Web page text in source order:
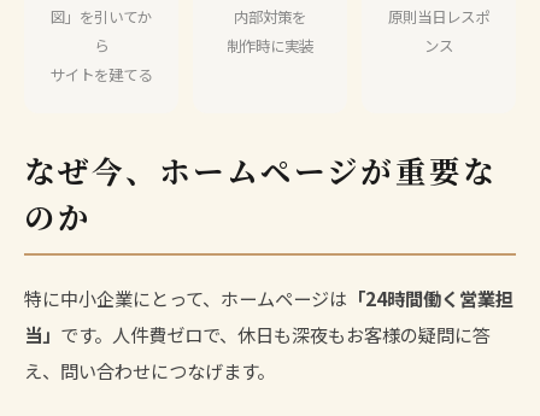
図」を引いてか
ら
サイトを建てる
内部対策を
制作時に実装
原則当日レスポ
ンス
なぜ今、ホームページが重要な
のか
特に中小企業にとって、ホームページは 「24時間働く営業担
当」 です。人件費ゼロで、休日も深夜もお客様の疑問に答
え、問い合わせにつなげます。